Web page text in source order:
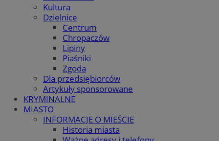
Kultura
Dzielnice
Centrum
Chropaczów
Lipiny
Piaśniki
Zgoda
Dla przedsiębiorców
Artykuły sponsorowane
KRYMINALNE
MIASTO
INFORMACJE O MIEŚCIE
Historia miasta